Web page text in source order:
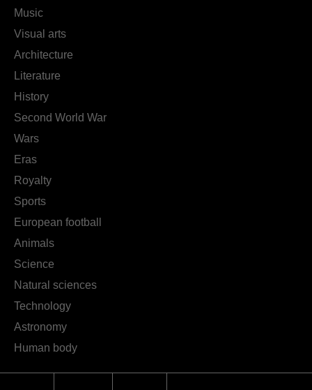
Music
Visual arts
Architecture
Literature
History
Second World War
Wars
Eras
Royalty
Sports
European football
Animals
Science
Natural sciences
Technology
Astronomy
Human body